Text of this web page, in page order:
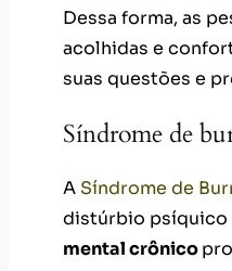
Dessa forma, as
acolhidas e
suas questões e
Síndrome de
A Síndrome de
distúrbio psíquico
mental crônico